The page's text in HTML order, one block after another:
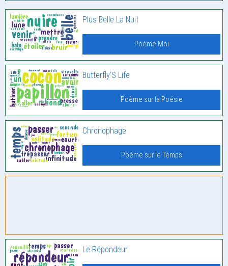
Plus Belle La Nuit
Poème Moi
Butterfly’S Life
Poème sur la Poésie
Chronophage
Poème sur le Temps
Le Répondeur